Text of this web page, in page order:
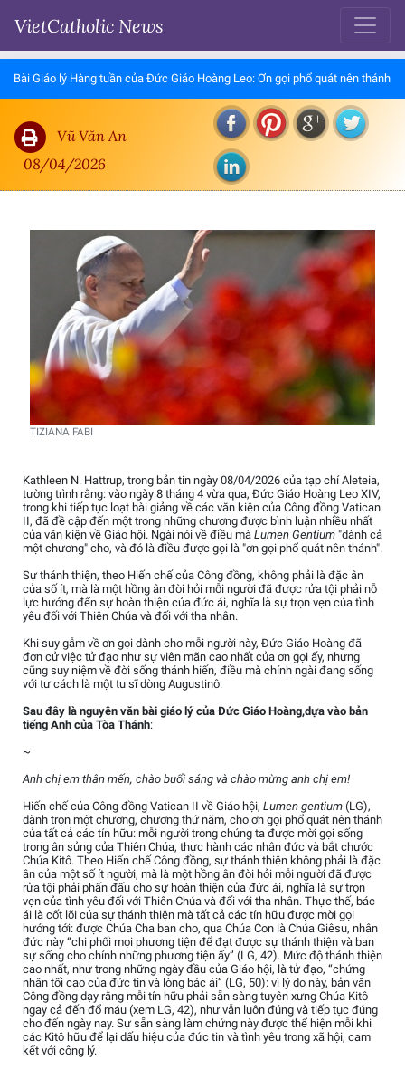
VietCatholic News
Bài Giáo lý Hàng tuần của Đức Giáo Hoàng Leo: Ơn gọi phổ quát nên thánh
Vũ Văn An
08/04/2026
TIZIANA FABI
Kathleen N. Hattrup, trong bản tin ngày 08/04/2026 của tạp chí Aleteia,
tường trình rằng: vào ngày 8 tháng 4 vừa qua, Đức Giáo Hoàng Leo XIV,
trong khi tiếp tục loạt bài giảng về các văn kiện của Công đồng Vatican
II, đã đề cập đến một trong những chương được bình luận nhiều nhất
của văn kiện về Giáo hội. Ngài nói về điều mà Lumen Gentium "dành cả
một chương" cho, và đó là điều được gọi là "ơn gọi phổ quát nên thánh".
Sự thánh thiện, theo Hiến chế của Công đồng, không phải là đặc ân
của số ít, mà là một hồng ân đòi hỏi mỗi người đã được rửa tội phải nỗ
lực hướng đến sự hoàn thiện của đức ái, nghĩa là sự trọn vẹn của tình
yêu đối với Thiên Chúa và đối với tha nhân.
Khi suy gẫm về ơn gọi dành cho mỗi người này, Đức Giáo Hoàng đã
đơn cử việc tử đạo như sự viên mãn cao nhất của ơn gọi ấy, nhưng
cũng suy niệm về đời sống thánh hiến, điều mà chính ngài đang sống
với tư cách là một tu sĩ dòng Augustinô.
Sau đây là nguyên văn bài giáo lý của Đức Giáo Hoàng,dựa vào bản
tiếng Anh của Tòa Thánh:
~
Anh chị em thân mến, chào buổi sáng và chào mừng anh chị em!
Hiến chế của Công đồng Vatican II về Giáo hội, Lumen gentium (LG),
dành trọn một chương, chương thứ năm, cho ơn gọi phổ quát nên thánh
của tất cả các tín hữu: mỗi người trong chúng ta được mời gọi sống
trong ân sủng của Thiên Chúa, thực hành các nhân đức và bắt chước
Chúa Kitô. Theo Hiến chế Công đồng, sự thánh thiện không phải là đặc
ân của một số ít người, mà là một hồng ân đòi hỏi mỗi người đã được
rửa tội phải phấn đấu cho sự hoàn thiện của đức ái, nghĩa là sự trọn
vẹn của tình yêu đối với Thiên Chúa và đối với tha nhân. Thực thế, bác
ái là cốt lõi của sự thánh thiện mà tất cả các tín hữu được mời gọi
hướng tới: được Chúa Cha ban cho, qua Chúa Con là Chúa Giêsu, nhân
đức này “chi phối mọi phương tiện để đạt được sự thánh thiện và ban
sự sống cho chính những phương tiện ấy” (LG, 42). Mức độ thánh thiện
cao nhất, như trong những ngày đầu của Giáo hội, là tử đạo, “chứng
nhân tối cao của đức tin và lòng bác ái” (LG, 50): vì lý do này, bản văn
Công đồng dạy rằng mỗi tín hữu phải sẵn sàng tuyên xưng Chúa Kitô
ngay cả đến đổ máu (xem LG, 42), như vẫn luôn đúng và tiếp tục đúng
cho đến ngày nay. Sự sẵn sàng làm chứng này được thể hiện mỗi khi
các Kitô hữu để lại dấu hiệu của đức tin và tình yêu trong xã hội, cam
kết với công lý.